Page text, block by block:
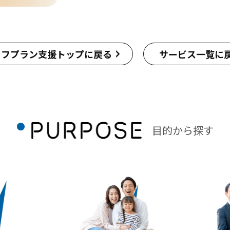
プラン支援トップに戻る サービス一覧に
目的から探す